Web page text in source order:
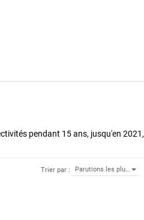
pendant 15 ans, jusqu'en 2021,
Trier par : Parutions les plu…